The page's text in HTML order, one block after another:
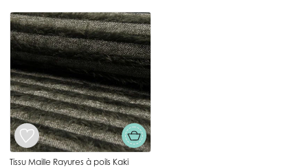
Press to skip carousel
Tissu Maille Rayures à poils Kaki